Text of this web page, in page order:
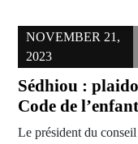
NOVEMBER 21,
2023
Sédhiou :
Code de l’enfant
Le président du